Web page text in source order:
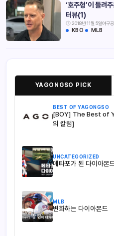
‘호주형’이 들려
터뷰(1)
2018년 11월 5일야구
KBO MLB
YAGONGSO PICK
BEST OF YAGONGSO
[BOY] The Best of
의 칼럼]
UNCATEGORIZED
메타포가 된 다이아몬드
MLB
변화하는 다이아몬드